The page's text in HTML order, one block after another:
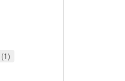
1